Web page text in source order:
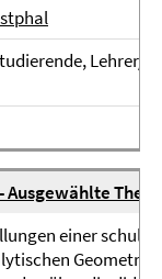
Lehrer/
einer